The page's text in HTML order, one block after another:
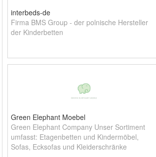
interbeds-de
Firma BMS Group - der polnische Hersteller
der Kinderbetten
Green Elephant Moebel
Green Elephant Company Unser Sortiment
umfasst: Etagenbetten und Kindermöbel,
Sofas, Ecksofas und Kleiderschränke